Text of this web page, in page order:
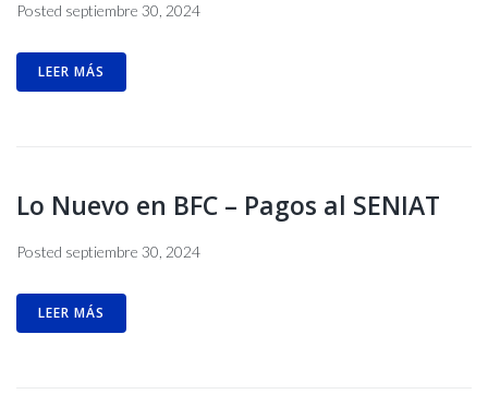
Posted septiembre 30, 2024
LEER MÁS
Lo Nuevo en BFC – Pagos al SENIAT
Posted septiembre 30, 2024
LEER MÁS